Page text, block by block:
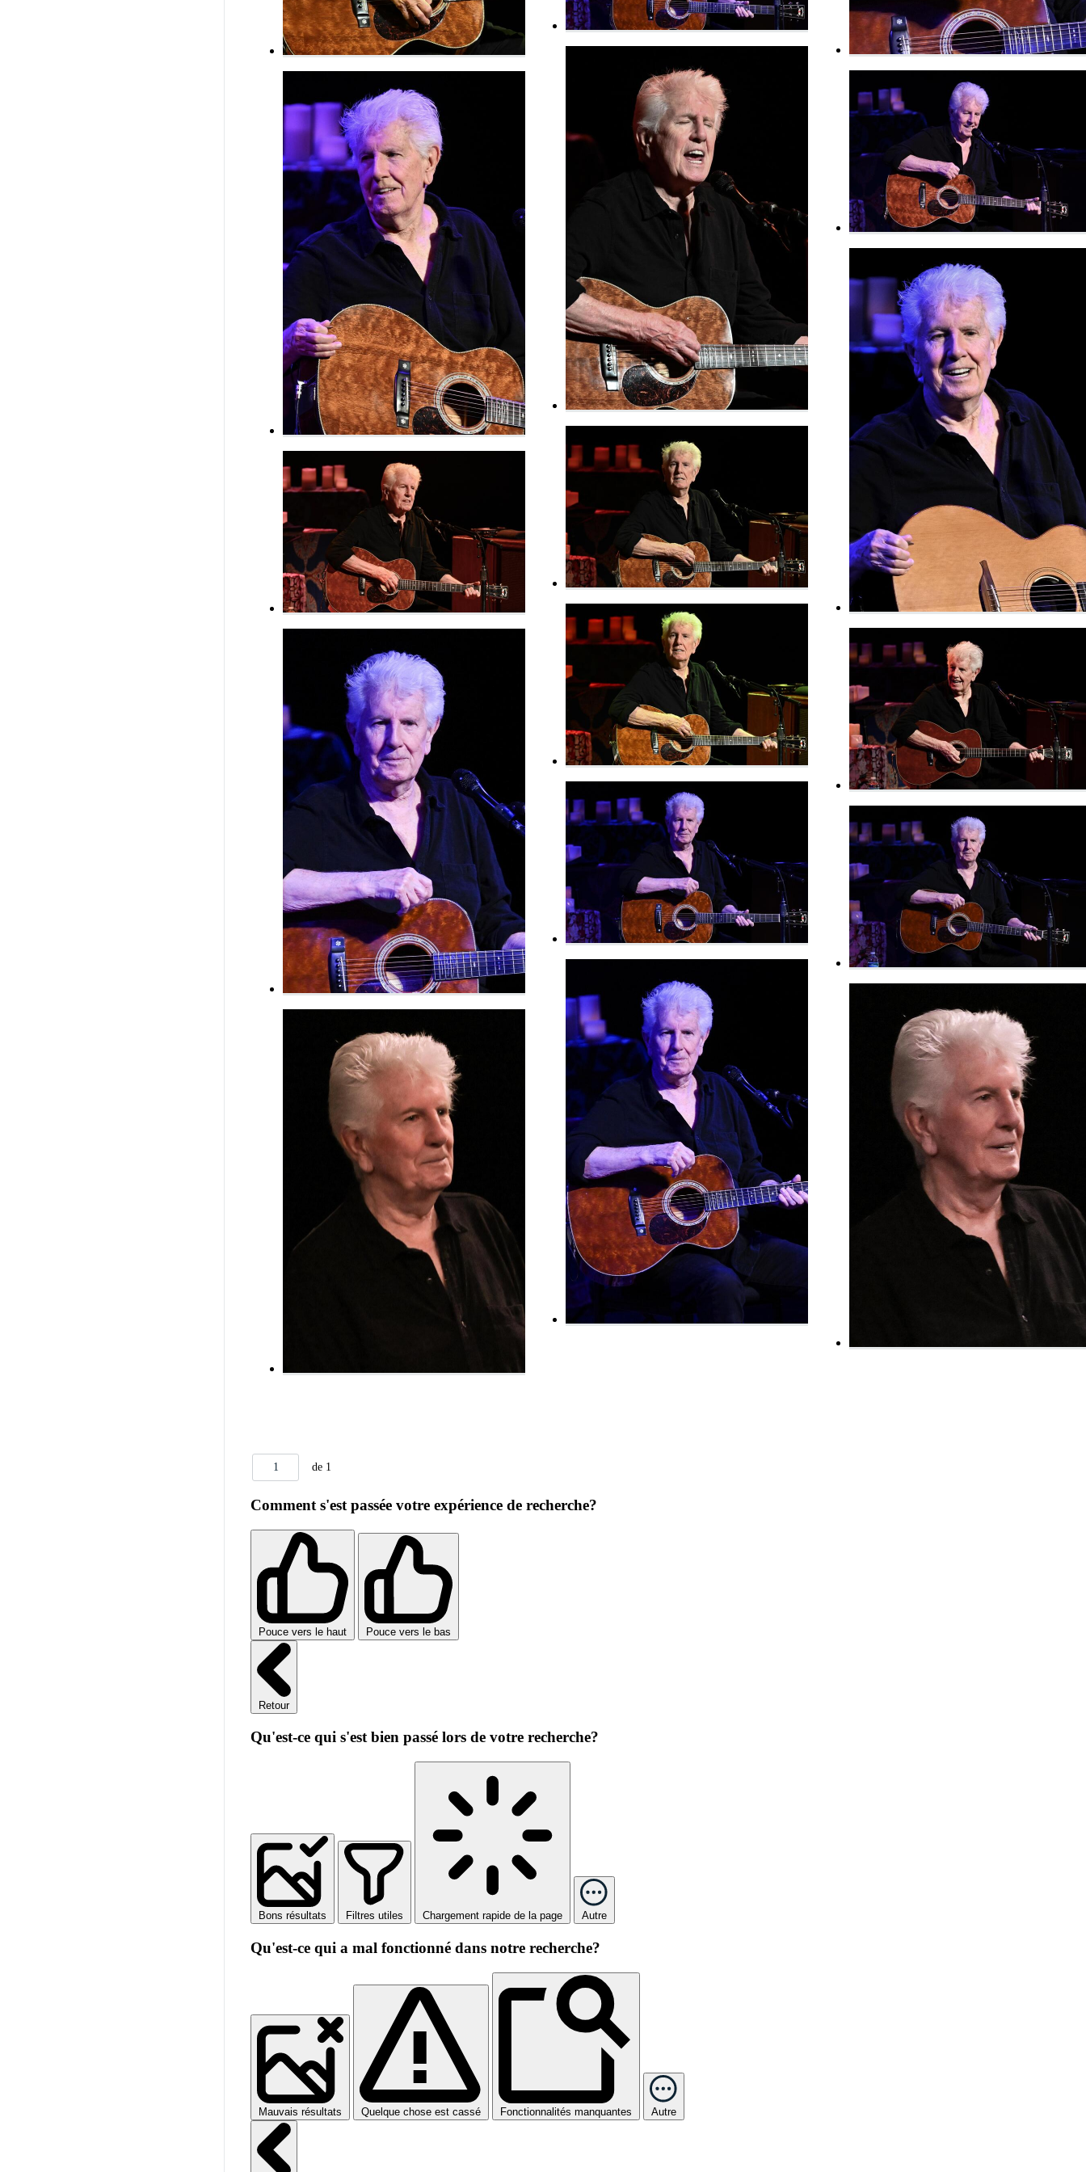
1 de 1
Comment s'est passée votre expérience de recherche?
Pouce vers le haut Pouce vers le bas
Retour
Qu'est-ce qui s'est bien passé lors de votre recherche?
Bons résultats Filtres utiles Chargement rapide de la page Autre
Qu'est-ce qui a mal fonctionné dans notre recherche?
Mauvais résultats Quelque chose est cassé Fonctionnalités manquantes Autre